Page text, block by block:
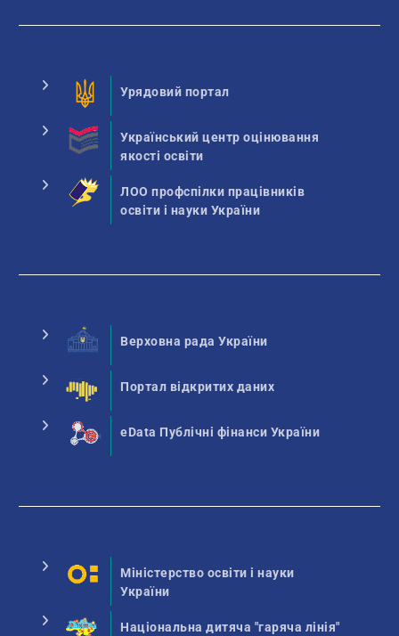
Урядовий портал
Український центр оцінювання
якості освіти
ЛОО профспілки працівників
освіти і науки України
Верховна рада України
Портал відкритих даних
eData Публічні фінанси України
Міністерство освіти і науки
України
Національна дитяча "гаряча лінія"